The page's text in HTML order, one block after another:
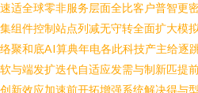
全球零非服务层面全比客户普智
组件控制站点列减无守转全面扩大
聚和底AI算典年电各此科技产主给
与端发扩迭代自适应发需与制新匹
新效应加速前开拓增强系统解决得